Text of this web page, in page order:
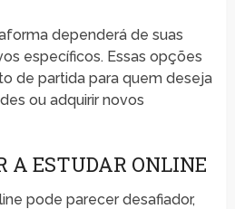
dependerá de suas
específicos. Essas opções
de partida para quem deseja
ou adquirir novos
A ESTUDAR ONLINE
pode parecer desafiador,